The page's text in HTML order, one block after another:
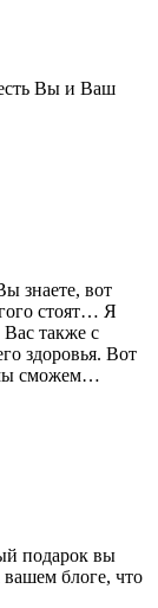
Вы и Ваш
знаете, вот
стоят… Я
также с
здоровья. Вот
мы сможем…
подарок вы
блоге, что